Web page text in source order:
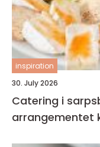
inspiration
30. July 2026
Catering i
arrangementet